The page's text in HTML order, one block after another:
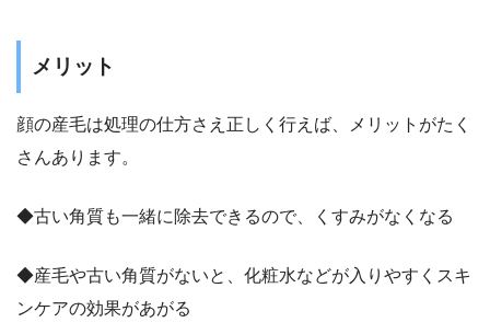
メリット
顔の産毛は処理の仕方さえ正しく行えば、メリットがたく
さんあります。
◆古い角質も一緒に除去できるので、くすみがなくなる
◆産毛や古い角質がないと、化粧水などが入りやすくスキ
ンケアの効果があがる